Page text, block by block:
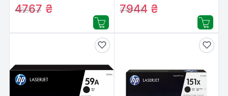
4865₴
4767 ₴ 8107₴
7944 ₴